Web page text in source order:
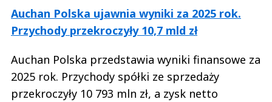
Auchan Polska ujawnia wyniki za 2025 rok.
Przychody przekroczyły 10,7 mld zł
Auchan Polska przedstawia wyniki finansowe za
2025 rok. Przychody spółki ze sprzedaży
przekroczyły 10 793 mln zł, a zysk netto